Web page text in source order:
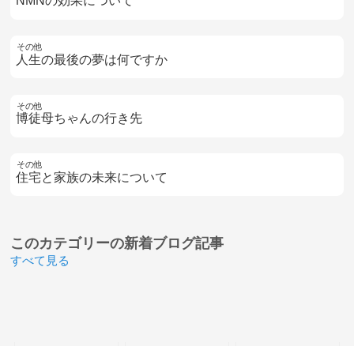
その他
人生の最後の夢は何ですか
その他
博徒母ちゃんの行き先
その他
住宅と家族の未来について
このカテゴリーの新着ブログ記事
すべて見る